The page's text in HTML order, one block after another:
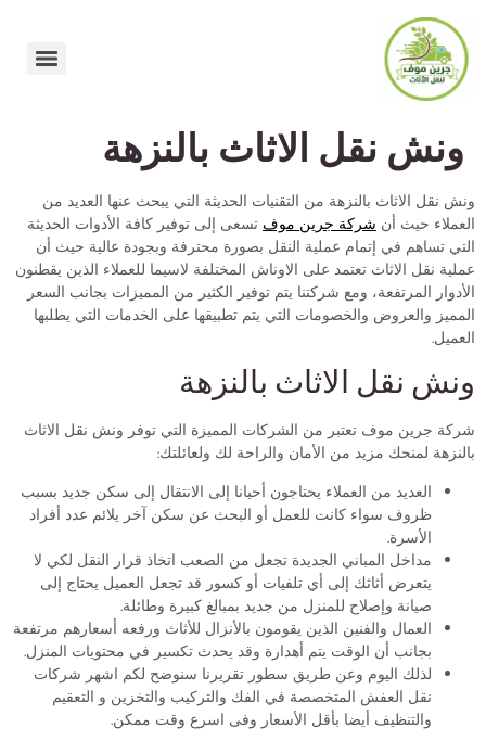
نقل الاثاث بالنزهة
الاثاث بالنزهة من التقنيات الحديثة التي يبحث عنها العديد من
حيث أنشركة جرين موف تسعى إلى توفير كافة الأدوات الحديثة
تساهم في إتمام عملية النقل بصورة محترفة وبجودة عالية حيث أن
نقل الاثاث تعتمد على الاوناش المختلفة لاسيما للعملاء الذين يقطنون
المرتفعة، ومع شركتنا يتم توفير الكثير من المميزات بجانب السعر
والعروض والخصومات التي يتم تطبيقها على الخدمات التي يطلبها
نقل الاثاث بالنزهة
جرين موف تعتبر من الشركات المميزة التي توفر ونش نقل الاثاث
لمنحك مزيد من الأمان والراحة لك ولعائلتك:
العديد من العملاء يحتاجون أحيانا إلى الانتقال إلى سكن جديد بسبب
ظروف سواء كانت للعمل أو البحث عن سكن آخر يلائم عدد أفراد
الأسرة.
مداخل المباني الجديدة تجعل من الصعب اتخاذ قرار النقل لكي لا
يتعرض أثاثك إلى أي تلفيات أو كسور قد تجعل العميل يحتاج إلى
صيانة وإصلاح للمنزل من جديد بمبالغ كبيرة وطائلة.
العمال والفنين الذين يقومون بالأنزال للأثاث ورفعه أسعارهم مرتفعة
بجانب أن الوقت يتم أهدارة وقد يحدث تكسير في محتويات المنزل.
لذلك اليوم وعن طريق سطور تقريرنا سنوضح لكم اشهر شركات
نقل العفش المتخصصة في الفك والتركيب والتخزين و التعقيم
والتنظيف أيضا بأقل الأسعار وفى اسرع وقت ممكن.